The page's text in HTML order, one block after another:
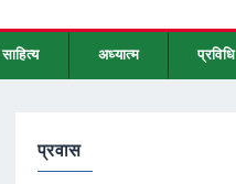
साहित्य अध्यात्म प्रविधि
प्रवास